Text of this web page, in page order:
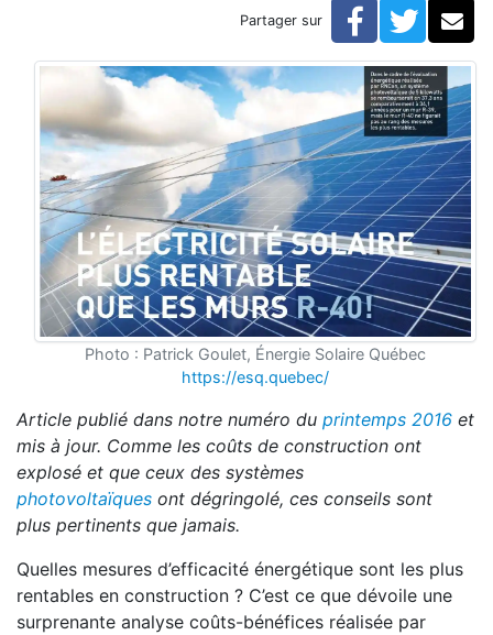
L'électricité solaire plus rentable que des murs R-40!
Partager sur Facebook
Photo : Patrick Goulet, Énergie Solaire Québec
https://esq.quebec/
Article publié dans notre numéro du printemps 2016 et
mis à jour. Comme les coûts de construction ont
explosé et que ceux des systèmes
photovoltaïques ont dégringolé, ces conseils sont
plus pertinents que jamais.
Quelles mesures d’efficacité énergétique sont les plus
rentables en construction ? C’est ce que dévoile une
surprenante analyse coûts-bénéfices réalisée par